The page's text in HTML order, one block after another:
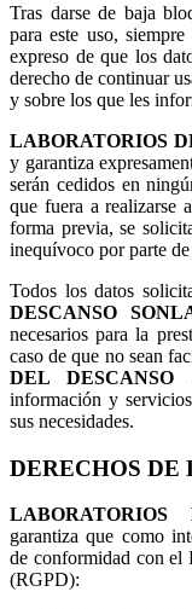
Tras darse de baja
para este uso,
expreso de que los
derecho de continuar
y sobre los que les
LABORATORIOS
y garantiza
serán cedidos en
que fuera a realizarse
forma previa, se
inequívoco por parte
Todos los datos
DESCANSO
necesarios para la
caso de que no sean
DEL DESCANSO
información y
sus necesidades.
DERECHOS DE
garantiza que como
de conformidad con el
(RGPD):